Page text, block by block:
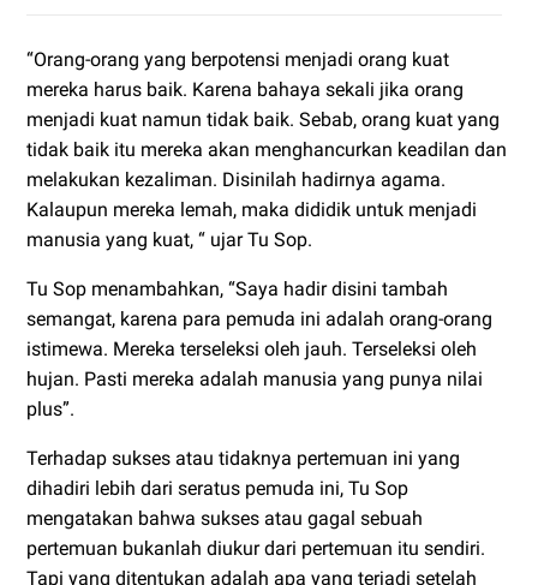
“Orang-orang yang berpotensi menjadi orang kuat
mereka harus baik. Karena bahaya sekali jika orang
menjadi kuat namun tidak baik. Sebab, orang kuat yang
tidak baik itu mereka akan menghancurkan keadilan dan
melakukan kezaliman. Disinilah hadirnya agama.
Kalaupun mereka lemah, maka dididik untuk menjadi
manusia yang kuat, “ ujar Tu Sop.
Tu Sop menambahkan, “Saya hadir disini tambah
semangat, karena para pemuda ini adalah orang-orang
istimewa. Mereka terseleksi oleh jauh. Terseleksi oleh
hujan. Pasti mereka adalah manusia yang punya nilai
plus”.
Terhadap sukses atau tidaknya pertemuan ini yang
dihadiri lebih dari seratus pemuda ini, Tu Sop
mengatakan bahwa sukses atau gagal sebuah
pertemuan bukanlah diukur dari pertemuan itu sendiri.
Tapi yang ditentukan adalah apa yang terjadi setelah